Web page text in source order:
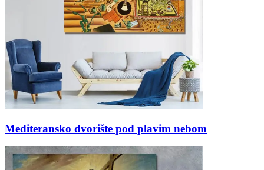
Mediteransko dvorište pod plavim nebom